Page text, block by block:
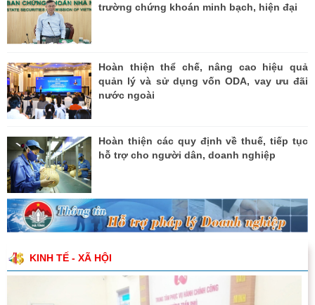
trường chứng khoán minh bạch, hiện đại
Hoàn thiện thể chế, nâng cao hiệu quả
quản lý và sử dụng vốn ODA, vay ưu đãi
nước ngoài
Hoàn thiện các quy định về thuế, tiếp tục
hỗ trợ cho người dân, doanh nghiệp
KINH TẾ - XÃ HỘI